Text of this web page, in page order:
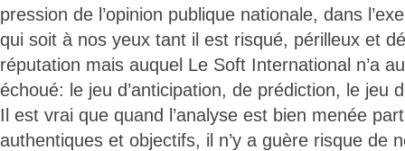
pression de l’opinion publique nationale, dans
qui soit à nos yeux tant il est risqué, périlleux et
réputation mais auquel Le Soft International n’a
échoué: le jeu d’anticipation, de prédiction, le jeu
Il est vrai que quand l’analyse est bien menée
authentiques et objectifs, il n’y a guère risque de